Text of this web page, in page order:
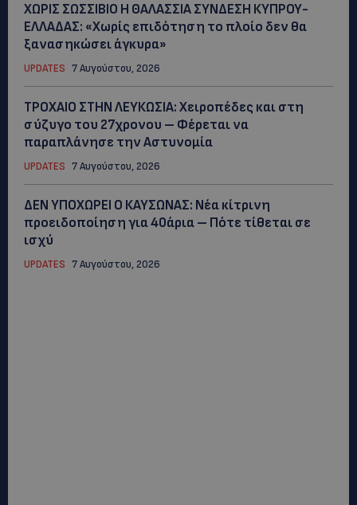
ΧΩΡΙΣ ΣΩΣΣΙΒΙΟ Η ΘΑΛΑΣΣΙΑ ΣΥΝΔΕΣΗ ΚΥΠΡΟΥ-
ΕΛΛΑΔΑΣ: «Χωρίς επιδότηση το πλοίο δεν θα
ξανασηκώσει άγκυρα»
UPDATES 7 Αυγούστου, 2026
ΤΡΟΧΑΙΟ ΣΤΗΝ ΛΕΥΚΩΣΙΑ: Χειροπέδες και στη
σύζυγο του 27χρονου – Φέρεται να
παραπλάνησε την Αστυνομία
UPDATES 7 Αυγούστου, 2026
ΔΕΝ ΥΠΟΧΩΡΕΙ Ο ΚΑΥΣΩΝΑΣ: Νέα κίτρινη
προειδοποίηση για 40άρια – Πότε τίθεται σε
ισχύ
UPDATES 7 Αυγούστου, 2026